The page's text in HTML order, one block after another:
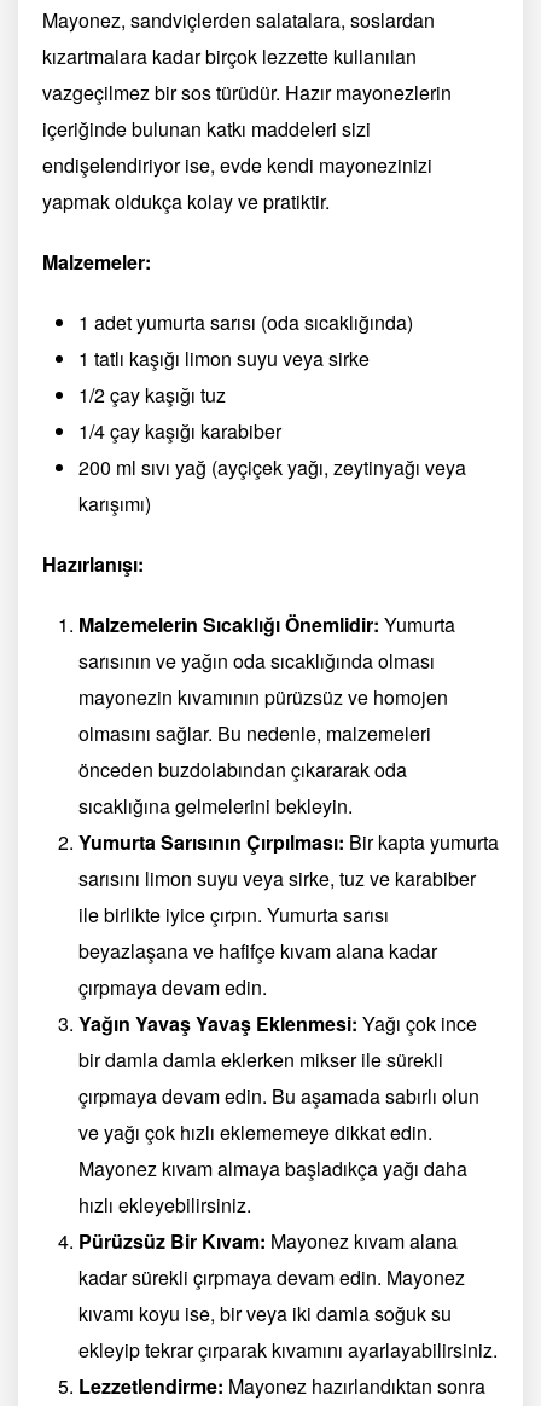
Mayonez, sandviçlerden salatalara, soslardan
kızartmalara kadar birçok lezzette kullanılan
vazgeçilmez bir sos türüdür. Hazır mayonezlerin
içeriğinde bulunan katkı maddeleri sizi
endişelendiriyor ise, evde kendi mayonezinizi
yapmak oldukça kolay ve pratiktir.
Malzemeler:
1 adet yumurta sarısı (oda sıcaklığında)
1 tatlı kaşığı limon suyu veya sirke
1/2 çay kaşığı tuz
1/4 çay kaşığı karabiber
200 ml sıvı yağ (ayçiçek yağı, zeytinyağı veya
karışımı)
Hazırlanışı:
Malzemelerin Sıcaklığı Önemlidir: Yumurta
sarısının ve yağın oda sıcaklığında olması
mayonezin kıvamının pürüzsüz ve homojen
olmasını sağlar. Bu nedenle, malzemeleri
önceden buzdolabından çıkararak oda
sıcaklığına gelmelerini bekleyin.
Yumurta Sarısının Çırpılması: Bir kapta yumurta
sarısını limon suyu veya sirke, tuz ve karabiber
ile birlikte iyice çırpın. Yumurta sarısı
beyazlaşana ve hafifçe kıvam alana kadar
çırpmaya devam edin.
Yağın Yavaş Yavaş Eklenmesi: Yağı çok ince
bir damla damla eklerken mikser ile sürekli
çırpmaya devam edin. Bu aşamada sabırlı olun
ve yağı çok hızlı eklememeye dikkat edin.
Mayonez kıvam almaya başladıkça yağı daha
hızlı ekleyebilirsiniz.
Pürüzsüz Bir Kıvam: Mayonez kıvam alana
kadar sürekli çırpmaya devam edin. Mayonez
kıvamı koyu ise, bir veya iki damla soğuk su
ekleyip tekrar çırparak kıvamını ayarlayabilirsiniz.
Lezzetlendirme: Mayonez hazırlandıktan sonra